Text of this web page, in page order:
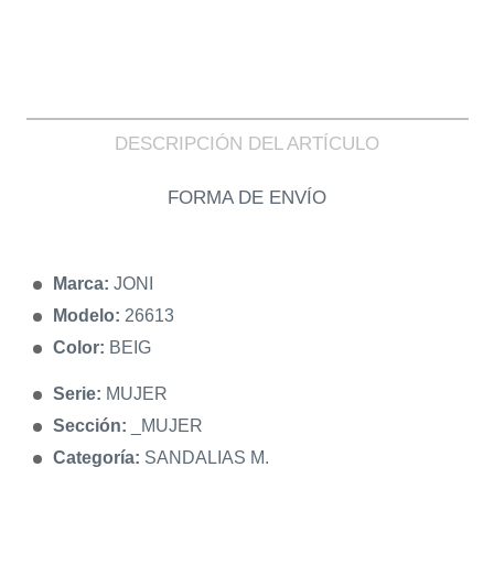
DESCRIPCIÓN DEL ARTÍCULO
FORMA DE ENVÍO
Marca: JONI
Modelo: 26613
Color: BEIG
Serie: MUJER
Sección:
_MUJER
Categoría: SANDALIAS M.